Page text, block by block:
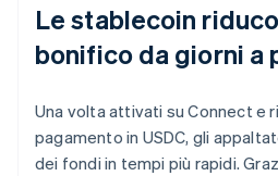
Le stablecoin
bonifico da giorni a
Una volta attivati su Connect e
pagamento in USDC, gli
dei fondi in tempi più rapidi.